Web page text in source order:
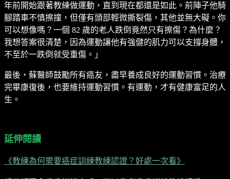
年前開始跟著教練做運動，直到現在都還是如此。前陣子他騎
腳踏車不慎擦撞，但僅有頭部輕微撕裂傷，其他並無大礙。你
可以想像嗎？一個 82 歲的老人跌倒竟然只有擦傷？為什麼？
我想答案很清楚，因為運動讓他有強健的肌力可以支撐身體，
不至於一跌倒就受重傷。」
最後，蘇醫師鼓勵所有癌友，盡早養成良好的運動習慣。治療
完畢康復後，也要維持運動習慣。有運動，才有健康富足的人
生。
延伸閱讀
《教練為何需要癌症訓練教練認證？好處一次看》